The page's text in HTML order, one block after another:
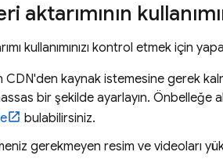
aktarımının
kullanımınızı kontrol etmek için
CDN'den kaynak istemesine gerek
hassas bir şekilde ayarlayın. Önbelleğe
bulabilirsiniz.
gerekmeyen resim ve videoları